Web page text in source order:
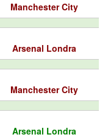
Manchester City
Arsenal Londra
Manchester City
Arsenal Londra